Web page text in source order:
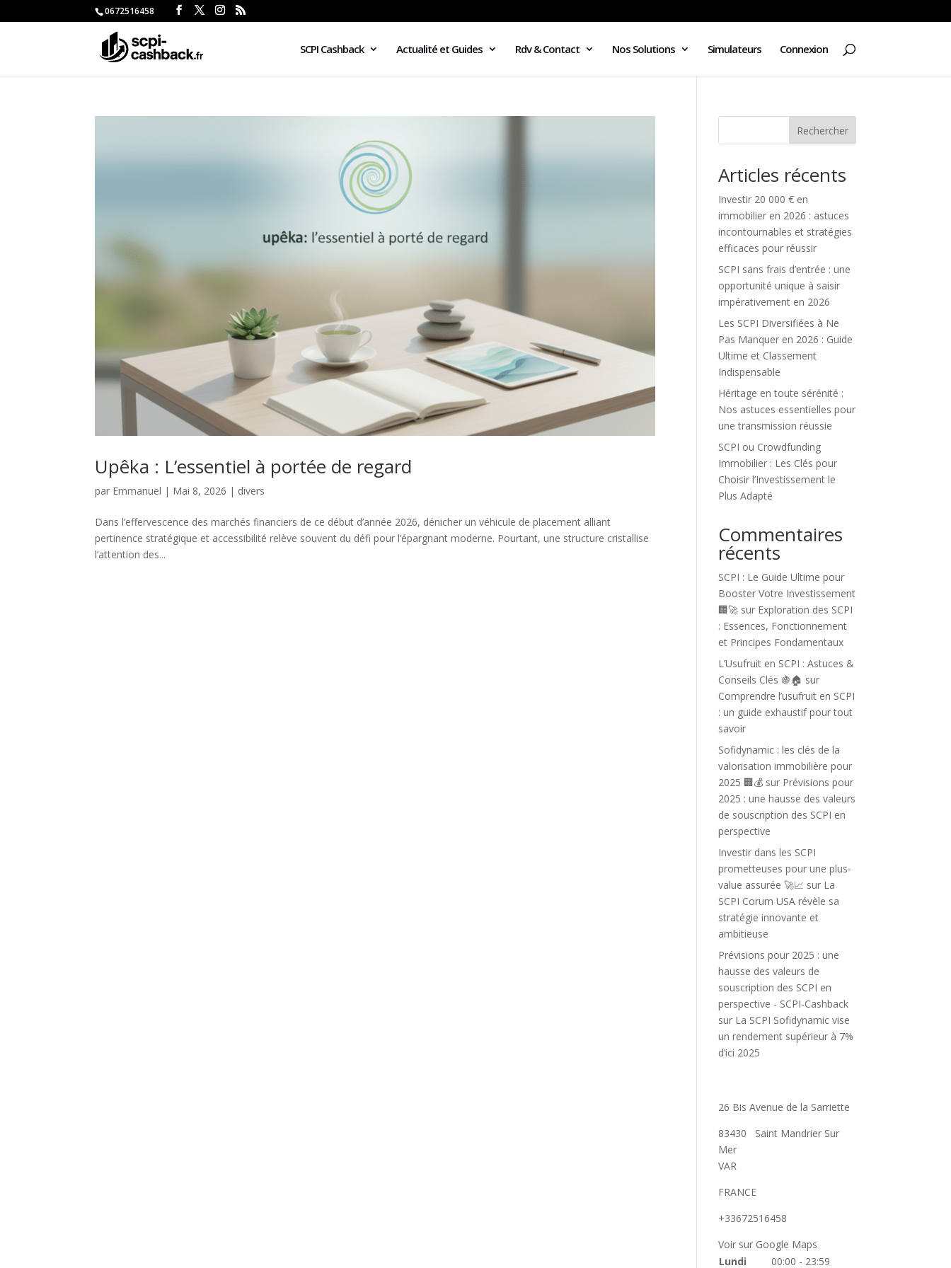
0672516458
SCPI Cashback Actualité et Guides Rdv & Contact Nos Solutions Simulateurs Connexion
Upêka : L’essentiel à portée de regard
par Emmanuel | Mai 8, 2026 | divers
Dans l’effervescence des marchés financiers de ce début d’année 2026, dénicher un véhicule de placement alliant
pertinence stratégique et accessibilité relève souvent du défi pour l’épargnant moderne. Pourtant, une structure cristallise
l’attention des...
Rechercher
Articles récents
Investir 20 000 € en
immobilier en 2026 : astuces
incontournables et stratégies
efficaces pour réussir
SCPI sans frais d’entrée : une
opportunité unique à saisir
impérativement en 2026
Les SCPI Diversifiées à Ne
Pas Manquer en 2026 : Guide
Ultime et Classement
Indispensable
Héritage en toute sérénité :
Nos astuces essentielles pour
une transmission réussie
SCPI ou Crowdfunding
Immobilier : Les Clés pour
Choisir l’Investissement le
Plus Adapté
Commentaires
récents
SCPI : Le Guide Ultime pour
Booster Votre Investissement
🏢🚀 sur Exploration des SCPI
: Essences, Fonctionnement
et Principes Fondamentaux
L’Usufruit en SCPI : Astuces &
Conseils Clés 🍇🏠 sur
Comprendre l’usufruit en SCPI
: un guide exhaustif pour tout
savoir
Sofidynamic : les clés de la
valorisation immobilière pour
2025 🏢💰 sur Prévisions pour
2025 : une hausse des valeurs
de souscription des SCPI en
perspective
Investir dans les SCPI
prometteuses pour une plus-
value assurée 🚀📈 sur La
SCPI Corum USA révèle sa
stratégie innovante et
ambitieuse
Prévisions pour 2025 : une
hausse des valeurs de
souscription des SCPI en
perspective - SCPI-Cashback
sur La SCPI Sofidynamic vise
un rendement supérieur à 7%
d’ici 2025
26 Bis Avenue de la Sarriette
83430
Saint Mandrier Sur
Mer
VAR
FRANCE
+33672516458
Voir sur Google Maps
Lundi
00:00 - 23:59